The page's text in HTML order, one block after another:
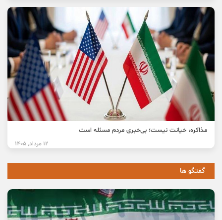
مذاکره، خیانت نیست؛ بی‌خبری مردم مسئله است
12 مرداد, 1405
گفتگو ها